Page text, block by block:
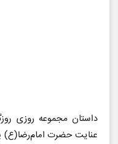
داستان مجموعه روزی
عنایت حضرت ‌امام‌رضا(ع)